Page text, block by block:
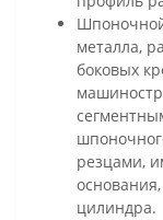
металла,
боковых
резцами,
цилиндра.